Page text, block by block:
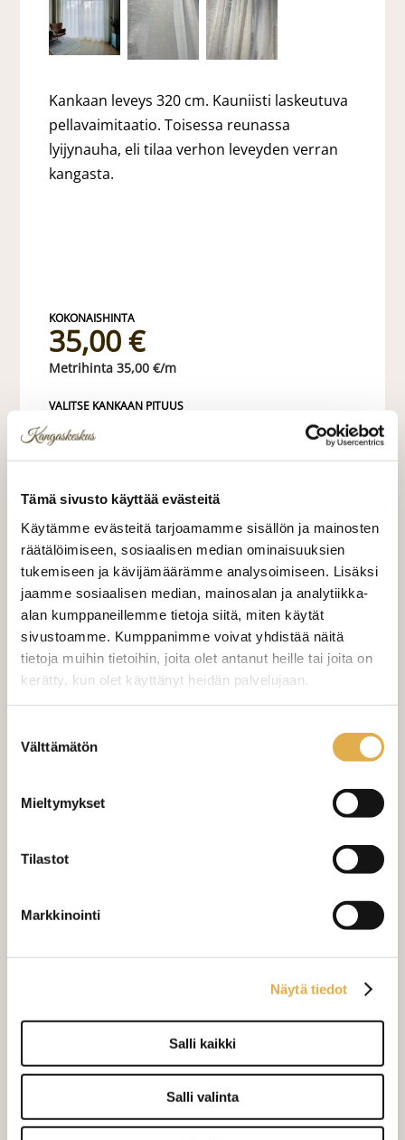
Tämä sivusto käyttää evästeitä
Käytämme evästeitä tarjoamamme sisällön ja mainosten
räätälöimiseen, sosiaalisen median ominaisuuksien
tukemiseen ja kävijämäärämme analysoimiseen. Lisäksi
jaamme sosiaalisen median, mainosalan ja analytiikka-
alan kumppaneillemme tietoja siitä, miten käytät
sivustoamme. Kumppanimme voivat yhdistää näitä
tietoja muihin tietoihin, joita olet antanut heille tai joita on
kerätty, kun olet käyttänyt heidän palvelujaan.
valinta
Välttämätön
Mieltymykset
Tilastot
Markkinointi
Näytä tiedot
Salli kaikki
Salli valinta
Kankaan leveys 320 cm. Kauniisti laskeutuva
pellavaimitaatio. Toisessa reunassa
lyijynauha, eli tilaa verhon leveyden verran
kangasta.
35,00 €
35,00 €/m
VALITSE KANKAAN PITUUS
Tilaa näytepala kankaasta
Näytepalan hinta 1,50 €. Koko n. 10x10 cm.
Valitse mukaan ompelupalvelu
(sis. työn ja tarvikkeet)
VERHOJEN MÄÄRÄ:
+ 4,00 €
+ 27,00 €
Verho wavenauhalla, leveys 150
cm
+ 28,00 €
mittaamiseen ja kankaan menekin
laskukaavion. Ompelutyön toimitusaika
on noin 1,5 viikkoa. Jos haluat
ommeltavan jotain muuta niin ota
yhteyttä kangaskeskus@elisanet.fi